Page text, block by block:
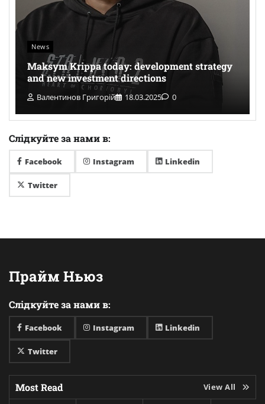
News
Maksym Krippa today: development strategy
and new investment directions
Валентинов Григорій 18.03.2025 0
Слідкуйте за нами в:
Facebook Instagram Linkedin
Twitter
Прайм Ньюз
Слідкуйте за нами в:
Facebook Instagram Linkedin
Twitter
Most Read View All